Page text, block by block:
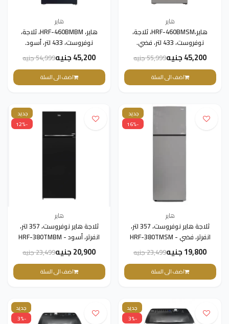
هاير
هاير،HRF-460BMSM، ثلاجة،
نوفروست، 433 لتر، فضي.
45,200 جنيه 55,999 جنيه
اضف الى السلة
هاير
هاير، HRF-460BMBM، ثلاجة،
نوفروست، 433 لتر، أسود.
45,200 جنيه 54,999 جنيه
اضف الى السلة
جديد
-16%
هاير
ثلاجة هاير نوفروست، 357 لتر،
انفرتر، فضي - HRF-380TMSM
19,800 جنيه 23,499 جنيه
اضف الى السلة
جديد
-12%
هاير
ثلاجة هاير نوفروست، 357 لتر،
انفرتر، أسود - HRF-380TMBM
20,900 جنيه 23,499 جنيه
اضف الى السلة
جديد
-3%
جديد
-3%